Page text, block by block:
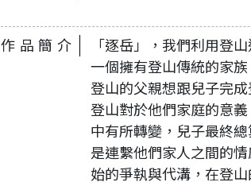
作品簡介
「逐岳」，我們利用登
一個擁有登山傳統的家
登山的父親想跟兒子完
登山對於他們家庭的意
中有所轉變，兒子最終
是連繫他們家人之間的
始的爭執與代溝，在登